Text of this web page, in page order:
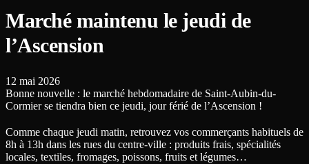
Marché maintenu le jeudi de
l’Ascension
12 mai 2026
Bonne nouvelle : le marché hebdomadaire de Saint-Aubin-du-
Cormier se tiendra bien ce jeudi, jour férié de l’Ascension !
Comme chaque jeudi matin, retrouvez vos commerçants habituels de
8h à 13h dans les rues du centre-ville : produits frais, spécialités
locales, textiles, fromages, poissons, fruits et légumes…